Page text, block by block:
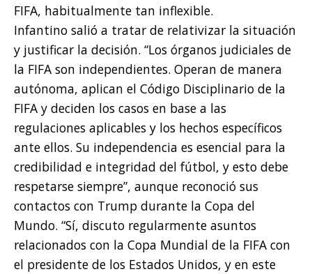
FIFA, habitualmente tan inflexible.
Infantino salió a tratar de relativizar la situación
y justificar la decisión. “Los órganos judiciales de
la FIFA son independientes. Operan de manera
autónoma, aplican el Código Disciplinario de la
FIFA y deciden los casos en base a las
regulaciones aplicables y los hechos específicos
ante ellos. Su independencia es esencial para la
credibilidad e integridad del fútbol, y esto debe
respetarse siempre”, aunque reconoció sus
contactos con Trump durante la Copa del
Mundo. “Sí, discuto regularmente asuntos
relacionados con la Copa Mundial de la FIFA con
el presidente de los Estados Unidos, y en este